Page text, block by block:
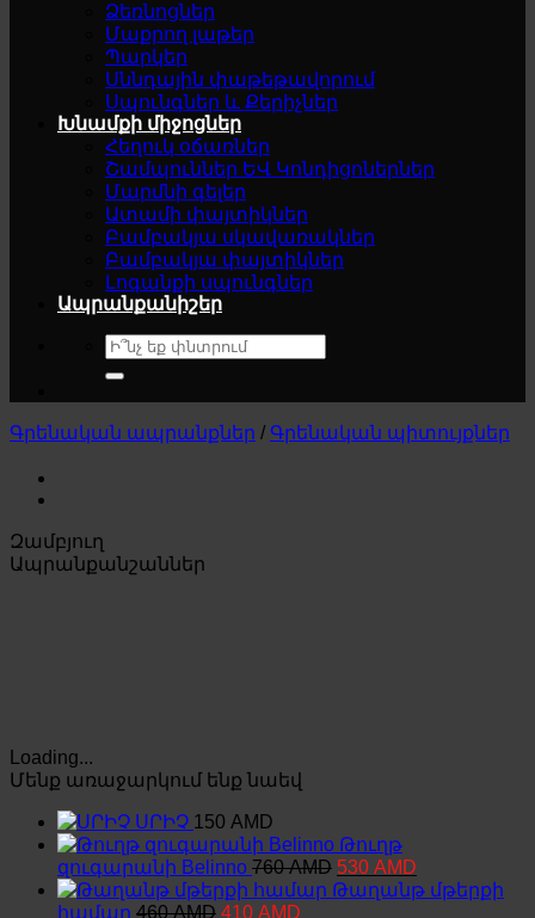
Ձեռնոցներ
Մաքրող լաթեր
Պարկեր
Սննդային փաթեթավորում
Սպունգներ և Քերիչներ
Խնամքի միջոցներ
Հեղուկ օճառներ
Շամպուններ ԵՎ Կոնդիցոներներ
Մարմնի գելեր
Ատամի փայտիկներ
Բամբակյա սկավառակներ
Բամբակյա փայտիկներ
Լոգանքի սպունգներ
Ապրանքանիշեր
Search
for:
Գրենական ապրանքներ / Գրենական պիտույքներ
Զամբյուղ
Ապրանքանշաններ
Loading...
Մենք առաջարկում ենք նաեվ
ՍՐԻՉ 150 AMD
Թուղթ
զուգարանի Belinno 760AMD Original
price
530 AMD
price
Թաղանթ մթերքի
համար 460AMD Original
410 AMD